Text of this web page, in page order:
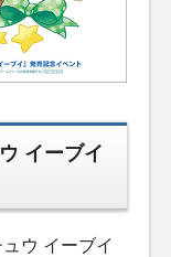
イーブイ
ウ イーブイ